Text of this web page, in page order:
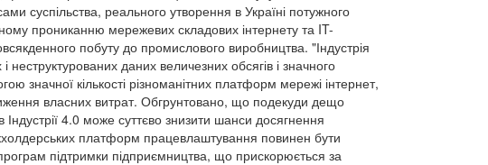
суспільства, реального утворення в Україні потужного
прониканню мережевих складових інтернету та IT-
побуту до промислового виробництва. "Індустрія
даних величезних обсягів і значного
значної кількості різноманітних платформ мережі інтернет,
власних витрат. Обгрунтовано, що подекуди дещо
4.0 може суттєво знизити шанси досягнення
платформ працевлаштування повинен бути
підтримки підприємництва, що прискорюється за